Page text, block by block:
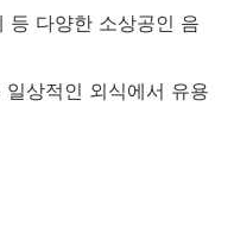
등 다양한 소상공인 음
상적인 외식에서 유용